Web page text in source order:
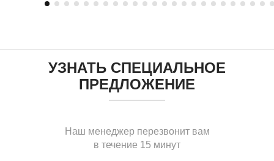
УЗНАТЬ СПЕЦИАЛЬНОЕ
ПРЕДЛОЖЕНИЕ
Наш менеджер перезвонит вам
в течение 15 минут